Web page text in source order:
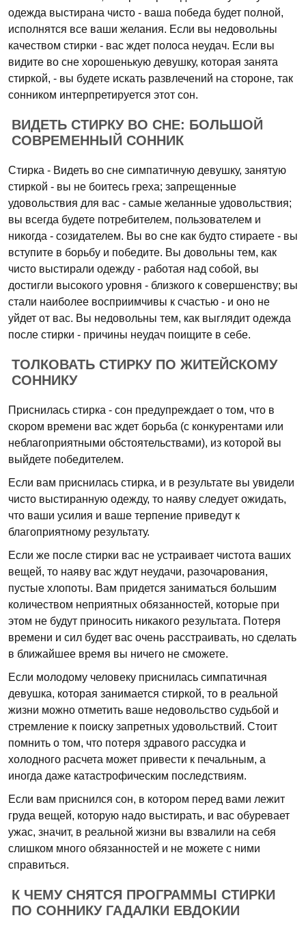
одежда выстирана чисто - ваша победа будет полной,
исполнятся все ваши желания. Если вы недовольны
качеством стирки - вас ждет полоса неудач. Если вы
видите во сне хорошенькую девушку, которая занята
стиркой, - вы будете искать развлечений на стороне, так
сонником интерпретируется этот сон.
ВИДЕТЬ СТИРКУ ВО СНЕ: БОЛЬШОЙ
СОВРЕМЕННЫЙ СОННИК
Стирка - Видеть во сне симпатичную девушку, занятую
стиркой - вы не боитесь греха; запрещенные
удовольствия для вас - самые желанные удовольствия;
вы всегда будете потребителем, пользователем и
никогда - созидателем. Вы во сне как будто стираете - вы
вступите в борьбу и победите. Вы довольны тем, как
чисто выстирали одежду - работая над собой, вы
достигли высокого уровня - близкого к совершенству; вы
стали наиболее восприимчивы к счастью - и оно не
уйдет от вас. Вы недовольны тем, как выглядит одежда
после стирки - причины неудач поищите в себе.
ТОЛКОВАТЬ СТИРКУ ПО ЖИТЕЙСКОМУ
СОННИКУ
Приснилась стирка - сон предупреждает о том, что в
скором времени вас ждет борьба (с конкурентами или
неблагоприятными обстоятельствами), из которой вы
выйдете победителем.
Если вам приснилась стирка, и в результате вы увидели
чисто выстиранную одежду, то наяву следует ожидать,
что ваши усилия и ваше терпение приведут к
благоприятному результату.
Если же после стирки вас не устраивает чистота ваших
вещей, то наяву вас ждут неудачи, разочарования,
пустые хлопоты. Вам придется заниматься большим
количеством неприятных обязанностей, которые при
этом не будут приносить никакого результата. Потеря
времени и сил будет вас очень расстраивать, но сделать
в ближайшее время вы ничего не сможете.
Если молодому человеку приснилась симпатичная
девушка, которая занимается стиркой, то в реальной
жизни можно отметить ваше недовольство судьбой и
стремление к поиску запретных удовольствий. Стоит
помнить о том, что потеря здравого рассудка и
холодного расчета может привести к печальным, а
иногда даже катастрофическим последствиям.
Если вам приснился сон, в котором перед вами лежит
груда вещей, которую надо выстирать, и вас обуревает
ужас, значит, в реальной жизни вы взвалили на себя
слишком много обязанностей и не можете с ними
справиться.
К ЧЕМУ СНЯТСЯ ПРОГРАММЫ СТИРКИ
ПО СОННИКУ ГАДАЛКИ ЕВДОКИИ